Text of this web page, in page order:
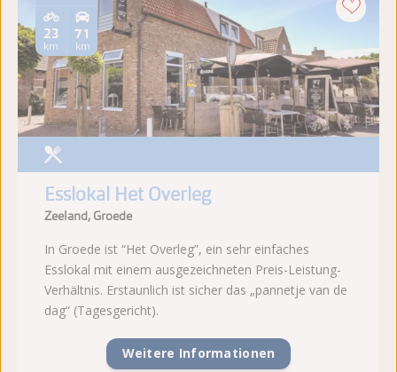
71
km
23
km
Esslokal Het Overleg
Zeeland, Groede
In Groede ist “Het Overleg”, ein sehr einfaches
Esslokal mit einem ausgezeichneten Preis-Leistung-
Verhältnis. Erstaunlich ist sicher das „pannetje van de
dag“ (Tagesgericht).
Weitere Informationen